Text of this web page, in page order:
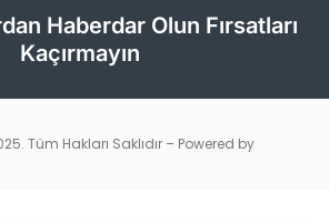
Haberdar Olun Fırsatları
Kaçırmayın
Tüm Hakları Saklıdır – Powered by